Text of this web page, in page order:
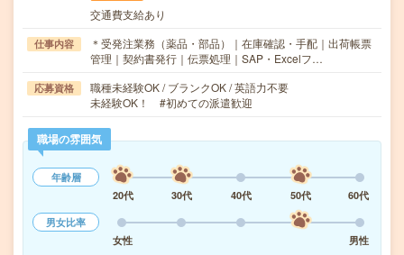
交通費支給あり
仕事内容
＊受発注業務（薬品・部品）｜在庫確認・手配｜出荷帳票
管理｜契約書発行｜伝票処理｜SAP・Excelフ…
応募資格
職種未経験OK / ブランクOK / 英語力不要
未経験OK！ #初めての派遣歓迎
職場の雰囲気
年齢層
20代
30代 40代 50代
60代
男女比率
女性
男性